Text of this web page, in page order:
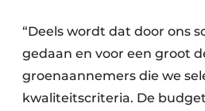
“Deels wordt dat door ons
gedaan en voor een groot
groenaannemers die we
kwaliteitscriteria. De